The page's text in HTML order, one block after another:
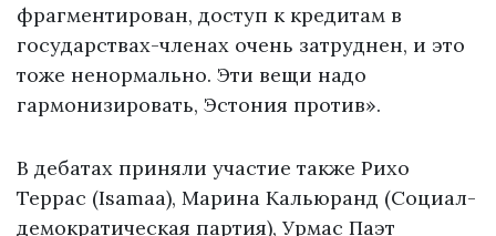
фрагментирован, доступ к кредитам в
государствах-членах очень затруднен, и это
тоже ненормально. Эти вещи надо
гармонизировать, Эстония против».
В дебатах приняли участие также Рихо
Террас (Isamaa), Марина Кальюранд (Социал-
демократическая партия), Урмас Паэт